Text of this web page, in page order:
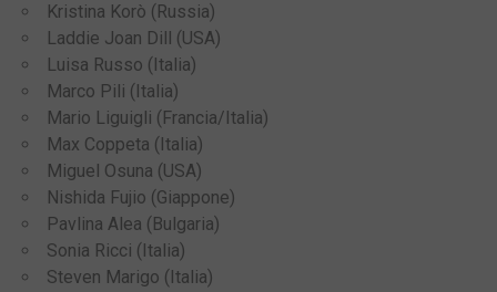
Kristina Korò (Russia)
Laddie Joan Dill (USA)
Luisa Russo (Italia)
Marco Pili (Italia)
Mario Liguigli (Francia/Italia)
Max Coppeta (Italia)
Miguel Osuna (USA)
Nishida Fujio (Giappone)
Pavlina Alea (Bulgaria)
Sonia Ricci (Italia)
Steven Marigo (Italia)